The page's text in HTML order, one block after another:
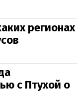
регионах
с Птухой о